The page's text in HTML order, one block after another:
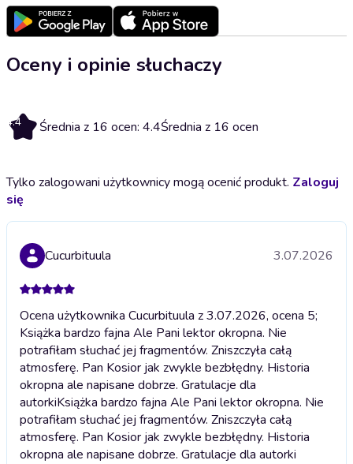
Oceny i opinie słuchaczy
4.4 Średnia z 16 ocen: 4.4Średnia z 16 ocen
Tylko zalogowani użytkownicy mogą ocenić produkt. Zaloguj
się
Cucurbituula 3.07.2026
Ocena użytkownika Cucurbituula z 3.07.2026, ocena 5;
Książka bardzo fajna Ale Pani lektor okropna. Nie
potrafiłam słuchać jej fragmentów. Zniszczyła całą
atmosferę. Pan Kosior jak zwykle bezbłędny. Historia
okropna ale napisane dobrze. Gratulacje dla
autorkiKsiążka bardzo fajna Ale Pani lektor okropna. Nie
potrafiłam słuchać jej fragmentów. Zniszczyła całą
atmosferę. Pan Kosior jak zwykle bezbłędny. Historia
okropna ale napisane dobrze. Gratulacje dla autorki